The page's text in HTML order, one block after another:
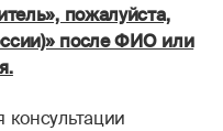
пожалуйста,
после ФИО или